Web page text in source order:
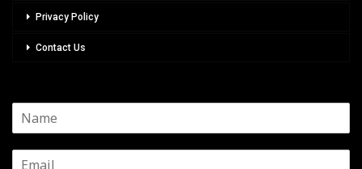
Privacy Policy
Contact Us